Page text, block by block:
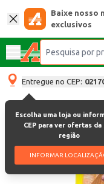
Baixe nosso
exclusivos
Entregue no CEP:
Escolha uma loja ou
CEP para ver ofertas da
região
INFORMAR